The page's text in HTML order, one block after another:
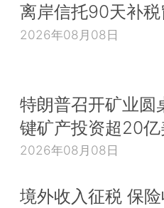
离岸信托90天补
2026年08月08日
特朗普召开矿业圆
键矿产投资超20亿
2026年08月08日
境外收入征税 保